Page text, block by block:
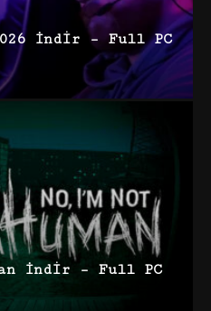
İndir – Full PC
İndir – Full PC